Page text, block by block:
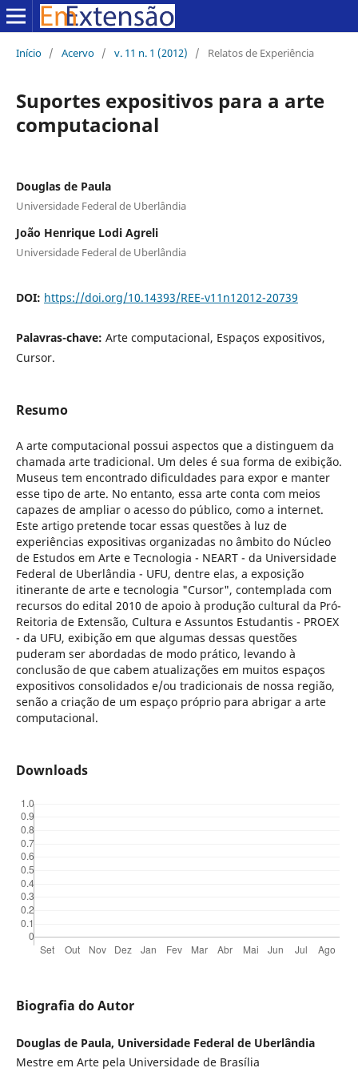
Início / Acervo / v. 11 n. 1 (2012) / Relatos de Experiência
Suportes expositivos para a arte
computacional
Douglas de Paula
Universidade Federal de Uberlândia
João Henrique Lodi Agreli
Universidade Federal de Uberlândia
DOI: https://doi.org/10.14393/REE-v11n12012-20739
Palavras-chave: Arte computacional, Espaços expositivos,
Cursor.
Resumo
A arte computacional possui aspectos que a distinguem da
chamada arte tradicional. Um deles é sua forma de exibição.
Museus tem encontrado dificuldades para expor e manter
esse tipo de arte. No entanto, essa arte conta com meios
capazes de ampliar o acesso do público, como a internet.
Este artigo pretende tocar essas questões à luz de
experiências expositivas organizadas no âmbito do Núcleo
de Estudos em Arte e Tecnologia - NEART - da Universidade
Federal de Uberlândia - UFU, dentre elas, a exposição
itinerante de arte e tecnologia "Cursor", contemplada com
recursos do edital 2010 de apoio à produção cultural da Pró-
Reitoria de Extensão, Cultura e Assuntos Estudantis - PROEX
- da UFU, exibição em que algumas dessas questões
puderam ser abordadas de modo prático, levando à
conclusão de que cabem atualizações em muitos espaços
expositivos consolidados e/ou tradicionais de nossa região,
senão a criação de um espaço próprio para abrigar a arte
computacional.
Downloads
Biografia do Autor
Douglas de Paula, Universidade Federal de Uberlândia
Mestre em Arte pela Universidade de Brasília